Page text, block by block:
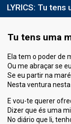
LYRICS: Tu tens
Tu tens uma
Ela tem o poder de
Ou me abraçar se
Se eu partir na
Nesta ventura
E vou-te querer
Dizer que és uma
No diário que li,